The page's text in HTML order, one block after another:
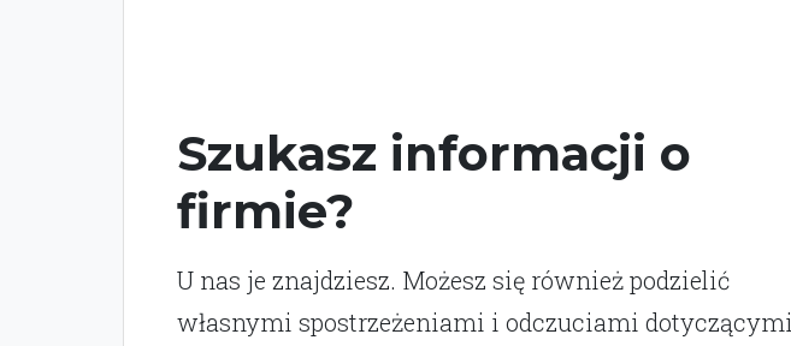
Szukasz informacji o
firmie?
U nas je znajdziesz. Możesz się również podzielić
własnymi spostrzeżeniami i odczuciami dotyczącymi